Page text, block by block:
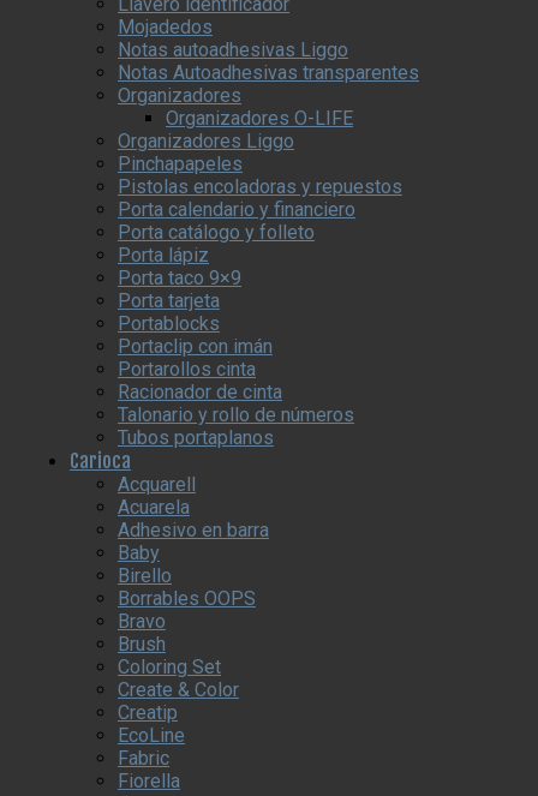
Mojadedos
Notas autoadhesivas Liggo
Notas Autoadhesivas transparentes
Organizadores
Organizadores O-LIFE
Organizadores Liggo
Pinchapapeles
Pistolas encoladoras y repuestos
Porta calendario y financiero
Porta catálogo y folleto
Porta lápiz
Porta taco 9×9
Porta tarjeta
Portablocks
Portaclip con imán
Portarollos cinta
Racionador de cinta
Talonario y rollo de números
Tubos portaplanos
Carioca
Acquarell
Acuarela
Adhesivo en barra
Baby
Birello
Borrables OOPS
Bravo
Brush
Coloring Set
Create & Color
Creatip
EcoLine
Fabric
Fiorella